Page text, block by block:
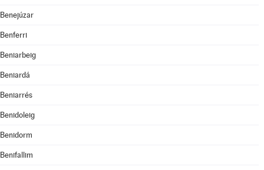
Benejúzar
Benferri
Beniarbeig
Beniardá
Beniarrés
Benidoleig
Benidorm
Benifallim